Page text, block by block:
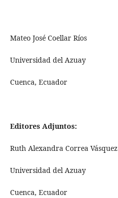
Mateo José Coellar Ríos
Universidad del Azuay
Cuenca, Ecuador
Editores Adjuntos:
Ruth Alexandra Correa Vásquez
Universidad del Azuay
Cuenca, Ecuador